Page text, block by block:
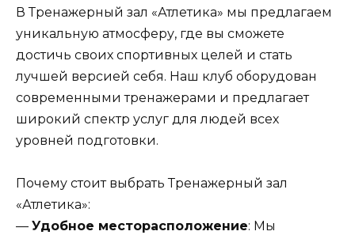
В Тренажерный зал «Атлетика» мы предлагаем
уникальную атмосферу, где вы сможете
достичь своих спортивных целей и стать
лучшей версией себя. Наш клуб оборудован
современными тренажерами и предлагает
широкий спектр услуг для людей всех
уровней подготовки.
Почему стоит выбрать Тренажерный зал
«Атлетика»:
— Удобное месторасположение: Мы